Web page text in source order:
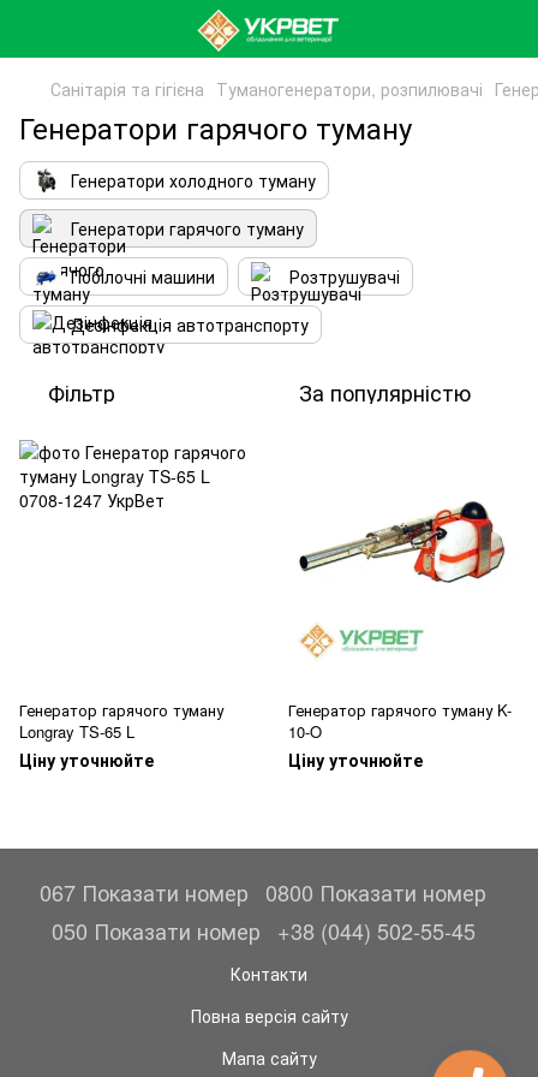
Санітарія та гігієна Туманогенератори, розпилювачі
Генератори гарячого туману
Генератори холодного туману
Генератори гарячого туману
Побілочні машини
Розтрушувачі
Дезінфекція автотранспорту
Фільтр За популярністю
Генератор гарячого туману
Longray TS-65 L
Ціну уточнюйте
Генератор гарячого туману K-
10-O
Ціну уточнюйте
067 Показати номер
0800 Показати номер
050 Показати номер
+38 (044) 502-55-45
Контакти
Повна версія сайту
Мапа сайту